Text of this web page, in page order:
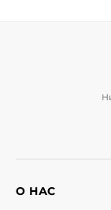
О НАС